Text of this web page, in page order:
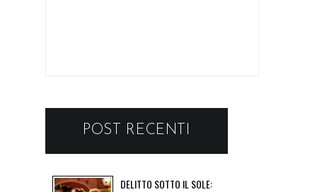
POST RECENTI
DELITTO SOTTO IL SOLE: